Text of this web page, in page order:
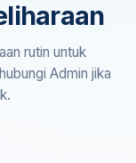
rutin untuk
Admin jika